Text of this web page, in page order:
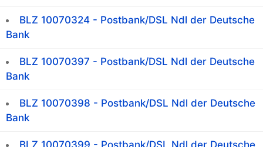
BLZ 10070324 - Postbank/DSL Ndl der Deutsche
Bank
BLZ 10070397 - Postbank/DSL Ndl der Deutsche
Bank
BLZ 10070398 - Postbank/DSL Ndl der Deutsche
Bank